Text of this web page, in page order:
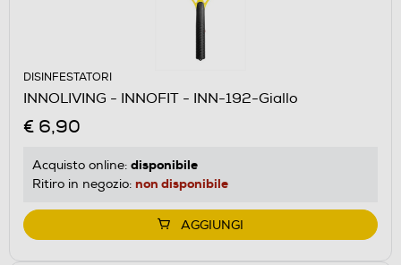
DISINFESTATORI
INNOLIVING - INNOFIT - INN-192-Giallo
€ 6,90
Acquisto online: disponibile
Ritiro in negozio: non disponibile
AGGIUNGI